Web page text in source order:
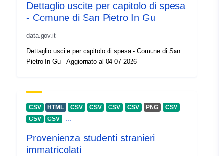
Dettaglio uscite per capitolo di spesa
- Comune di San Pietro In Gu
data.gov.it
Dettaglio uscite per capitolo di spesa - Comune di San
Pietro In Gu - Aggiornato al 04-07-2026
CSV HTML CSV CSV CSV CSV PNG
CSV
CSV
CSV ...
Provenienza studenti stranieri
immatricolati